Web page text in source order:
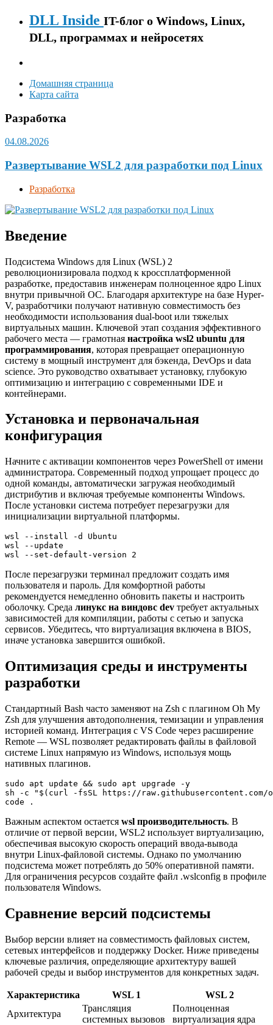
DLL Inside IT-блог о Windows, Linux,
DLL, программах и нейросетях
Домашняя страница
Карта сайта
Разработка
04.08.2026
Развертывание WSL2 для разработки под Linux
Разработка
Введение
Подсистема Windows для Linux (WSL) 2
революционизировала подход к кроссплатформенной
разработке, предоставив инженерам полноценное ядро Linux
внутри привычной ОС. Благодаря архитектуре на базе Hyper-
V, разработчики получают нативную совместимость без
необходимости использования dual-boot или тяжелых
виртуальных машин. Ключевой этап создания эффективного
рабочего места — грамотная настройка wsl2 ubuntu для
программирования, которая превращает операционную
систему в мощный инструмент для бэкенда, DevOps и data
science. Это руководство охватывает установку, глубокую
оптимизацию и интеграцию с современными IDE и
контейнерами.
Установка и первоначальная
конфигурация
Начните с активации компонентов через PowerShell от имени
администратора. Современный подход упрощает процесс до
одной команды, автоматически загружая необходимый
дистрибутив и включая требуемые компоненты Windows.
После установки система потребует перезагрузки для
инициализации виртуальной платформы.
wsl --install -d Ubuntu
wsl --update
wsl --set-default-version 2
После перезагрузки терминал предложит создать имя
пользователя и пароль. Для комфортной работы
рекомендуется немедленно обновить пакеты и настроить
оболочку. Среда линукс на виндовс dev требует актуальных
зависимостей для компиляции, работы с сетью и запуска
сервисов. Убедитесь, что виртуализация включена в BIOS,
иначе установка завершится ошибкой.
Оптимизация среды и инструменты
разработки
Стандартный Bash часто заменяют на Zsh с плагином Oh My
Zsh для улучшения автодополнения, темизации и управления
историей команд. Интеграция с VS Code через расширение
Remote — WSL позволяет редактировать файлы в файловой
системе Linux напрямую из Windows, используя мощь
нативных плагинов.
sudo apt update && sudo apt upgrade -y
sh -c "$(curl -fsSL https://raw.githubusercontent.com/
code .
Важным аспектом остается wsl производительность. В
отличие от первой версии, WSL2 использует виртуализацию,
обеспечивая высокую скорость операций ввода-вывода
внутри Linux-файловой системы. Однако по умолчанию
подсистема может потреблять до 50% оперативной памяти.
Для ограничения ресурсов создайте файл .wslconfig в профиле
пользователя Windows.
Сравнение версий подсистемы
Выбор версии влияет на совместимость файловых систем,
сетевых интерфейсов и поддержку Docker. Ниже приведены
ключевые различия, определяющие архитектуру вашей
рабочей среды и выбор инструментов для конкретных задач.
Характеристика WSL 1
WSL 2
Архитектура
Трансляция
системных вызовов
Полноценная
виртуализация ядра